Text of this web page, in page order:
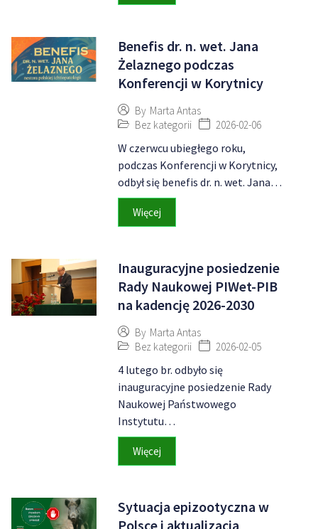
Benefis dr. n. wet. Jana
Żelaznego podczas
Konferencji w Korytnicy
By Marta Antas
Bez kategorii
2026-02-06
W czerwcu ubiegłego roku,
podczas Konferencji w Korytnicy,
odbył się benefis dr. n. wet. Jana…
Więcej
Inauguracyjne posiedzenie
Rady Naukowej PIWet-PIB
na kadencję 2026-2030
By Marta Antas
Bez kategorii
2026-02-05
4 lutego br. odbyło się
inauguracyjne posiedzenie Rady
Naukowej Państwowego
Instytutu…
Więcej
Sytuacja epizootyczna w
Polsce i aktualizacja